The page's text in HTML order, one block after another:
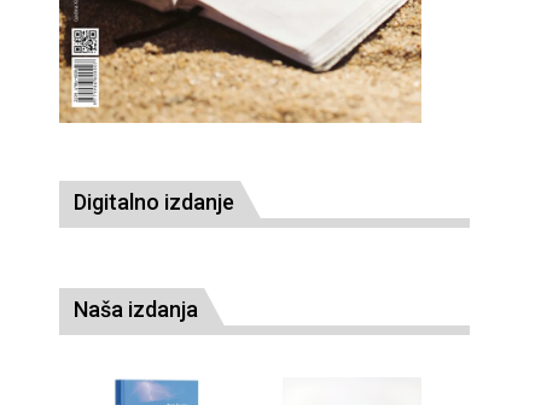
Digitalno izdanje
Naša izdanja